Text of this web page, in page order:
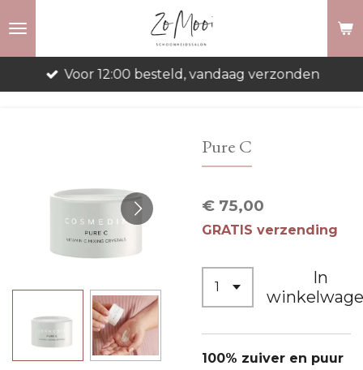
Voor 12:00 besteld, vandaag verzonden
Pure C
€ 75,00
GRATIS verzending
In
100% zuiver en puur